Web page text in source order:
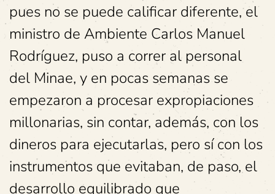
pues no se puede calificar diferente, el
ministro de Ambiente Carlos Manuel
Rodríguez, puso a correr al personal
del Minae, y en pocas semanas se
empezaron a procesar expropiaciones
millonarias, sin contar, además, con los
dineros para ejecutarlas, pero sí con los
instrumentos que evitaban, de paso, el
desarrollo equilibrado que